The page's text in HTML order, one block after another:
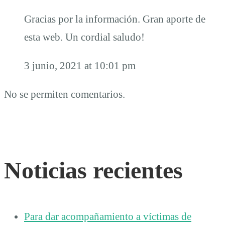
Gracias por la información. Gran aporte de
esta web. Un cordial saludo!
3 junio, 2021 at 10:01 pm
No se permiten comentarios.
Noticias recientes
Para dar acompañamiento a víctimas de